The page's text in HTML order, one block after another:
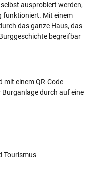
ausprobiert werden,
funktioniert. Mit einem
das ganze Haus, das
begreifbar
mit einem QR-Code
Burganlage durch auf eine
Tourismus